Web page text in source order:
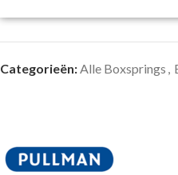
Categorieën:Alle Boxsprings ,